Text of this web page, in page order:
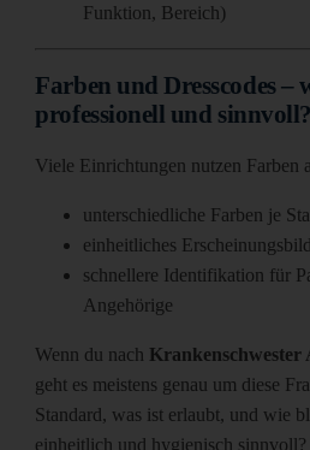
Funktion, Bereich)
Farben und Dresscodes –
professionell und sinnvoll?
Viele Einrichtungen nutzen Farben
unterschiedliche Farben je
einheitliches
schnellere Identifikation für
Angehörige
Wenn du nach Krankenschwester
geht es meistens genau um diese
Standard, was ist erlaubt, und wie
einheitlich und hygienisch sinnvoll?